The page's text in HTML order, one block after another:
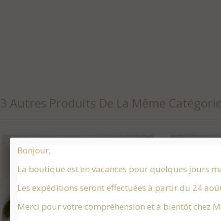
3 Autres Produits De La Même
Bonjour,
La boutique est en vacances pour quelques jours
Les expéditions seront effectuées à partir du 24
Merci pour votre compréhension et à bientôt chez